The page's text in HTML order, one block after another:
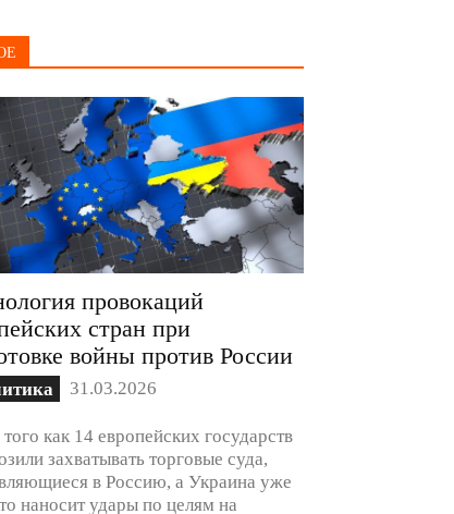
провокаций
стран при
войны против России
31.03.2026
как 14 европейских государств
захватывать торговые суда,
в Россию, а Украина уже
наносит удары по целям на